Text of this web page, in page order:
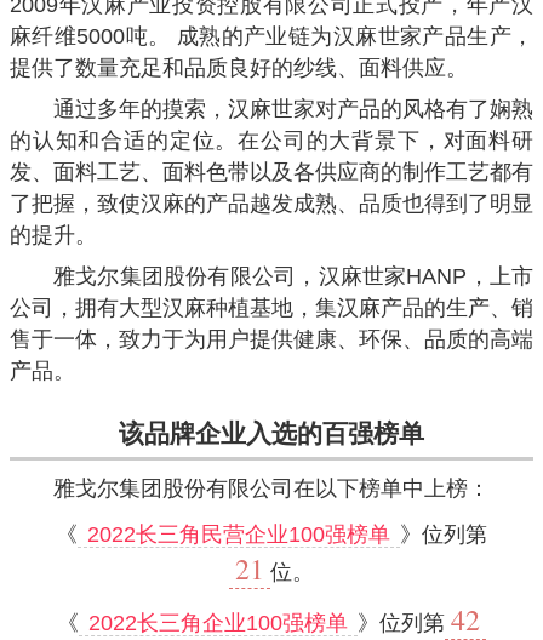
2009年汉麻产业投资控股有限公司正式投产，年产汉
麻纤维5000吨。 成熟的产业链为汉麻世家产品生产，
提供了数量充足和品质良好的纱线、面料供应。
通过多年的摸索，汉麻世家对产品的风格有了娴熟
的认知和合适的定位。在公司的大背景下，对面料研
发、面料工艺、面料色带以及各供应商的制作工艺都有
了把握，致使汉麻的产品越发成熟、品质也得到了明显
的提升。
雅戈尔集团股份有限公司，汉麻世家HANP，上市
公司，拥有大型汉麻种植基地，集汉麻产品的生产、销
售于一体，致力于为用户提供健康、环保、品质的高端
产品。
该品牌企业入选的百强榜单
雅戈尔集团股份有限公司在以下榜单中上榜：
《 2022长三角民营企业100强榜单 》位列第
21 位。
《 2022长三角企业100强榜单 》位列第 42